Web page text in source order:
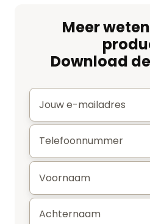
Meer
Download
E-
mail*
Telefoonnummer
Voornaam
Achternaam